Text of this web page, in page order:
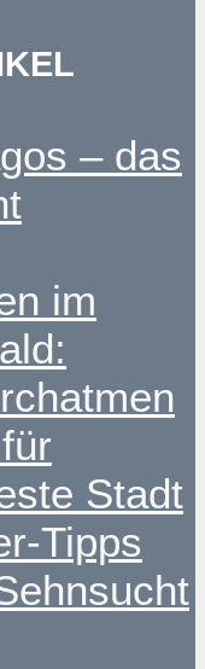
– das
im
Stadt
Tipps